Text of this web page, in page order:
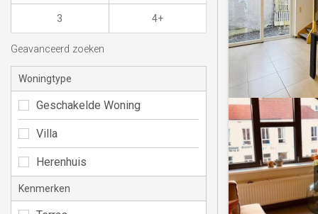
3 4+
Geavanceerd zoeken
Woningtype
Geschakelde Woning
Villa
Herenhuis
Kenmerken